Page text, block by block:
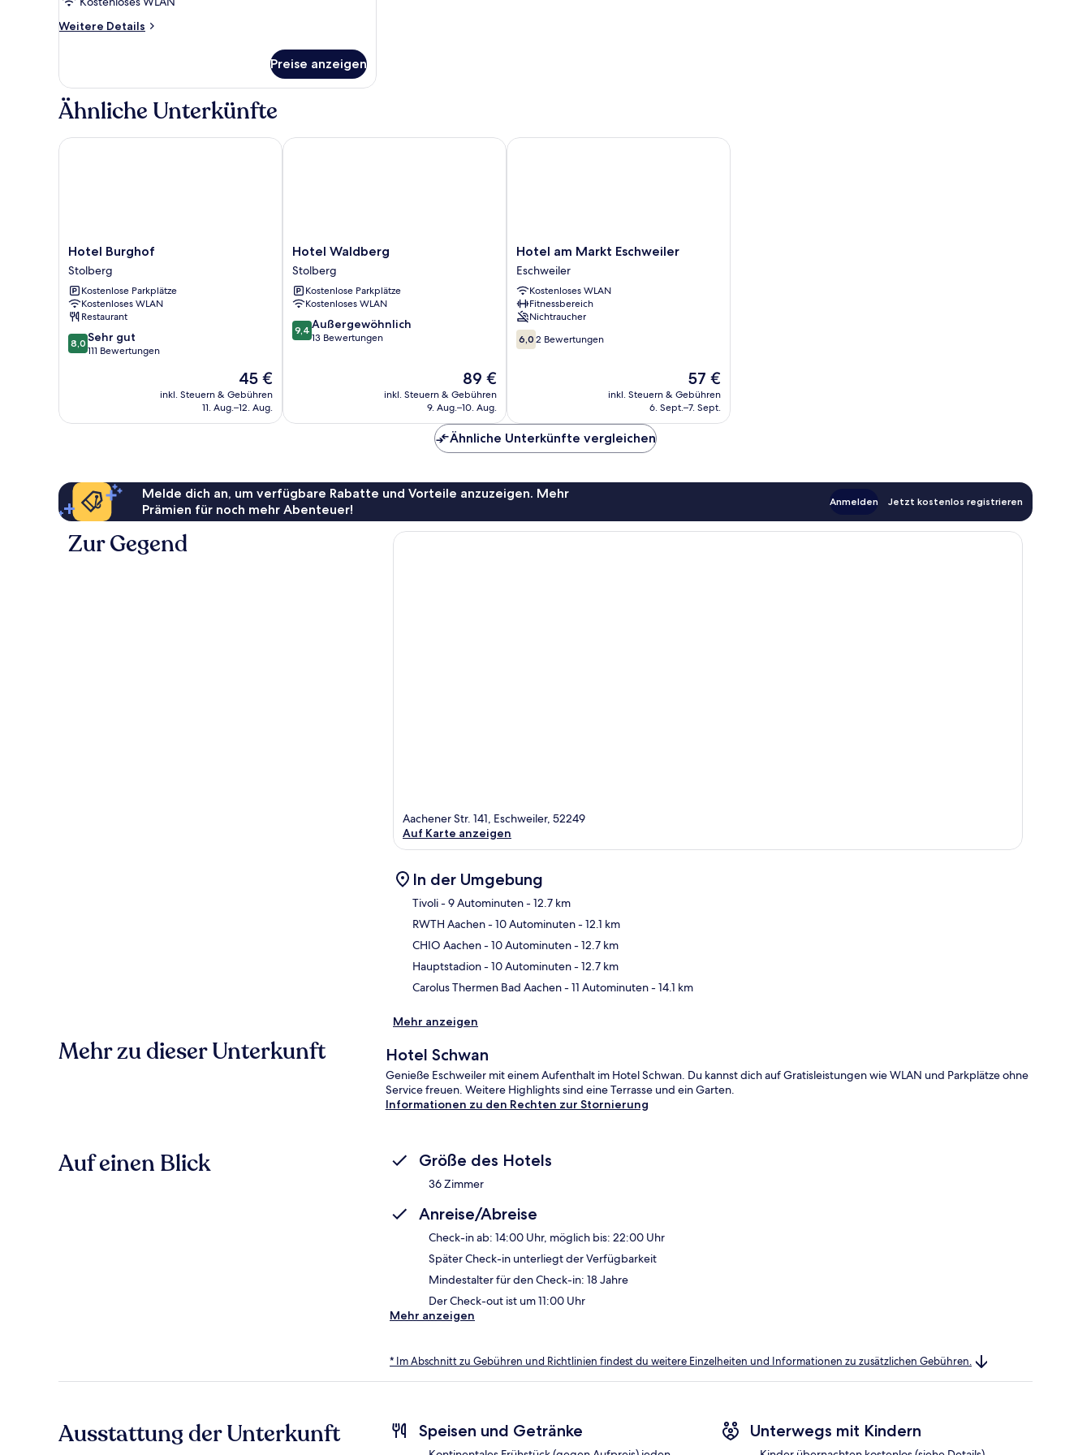
anzeigen
Weitere Details
Weitere
Dreibettzimmer,
3 Einzelbetten,
Gemeinschaftsbad
Preise anzeigen
Ähnliche Unterkünfte
Hotel
Burghof
Stolberg
Hotel Burghof
Stolberg
Kostenlose Parkplätze
Kostenloses WLAN
Restaurant
8.0
von
Bewertungen
8,0 Sehr gut
111 Bewertungen
Der
Preis
beträgt
45 €
inkl. Steuern & Gebühren
11. Aug.–12. Aug.
Hotel Burghof
Hotel
Waldberg
Stolberg
Hotel Waldberg
Stolberg
Kostenlose Parkplätze
Kostenloses WLAN
9.4
von
9,4 Außergewöhnlich
13 Bewertungen
Der
Preis
beträgt
89 €
inkl. Steuern & Gebühren
9. Aug.–10. Aug.
Hotel Waldberg
Hotel
am
Markt
Eschweiler
Eschweiler
Hotel am Markt Eschweiler
Eschweiler
Kostenloses WLAN
Fitnessbereich
Nichtraucher
6.0
von
6,0 2 Bewertungen
Der
Preis
beträgt
57 €
inkl. Steuern & Gebühren
6. Sept.–7. Sept.
Hotel am Markt Eschweiler
Ähnliche Unterkünfte vergleichen
Melde dich an, um verfügbare Rabatte und Vorteile anzuzeigen. Mehr
Prämien für noch mehr Abenteuer!
Anmelden Jetzt kostenlos registrieren
Zur Gegend
Aachener Str. 141, Eschweiler, 52249
Auf Karte anzeigen
In der Umgebung
Tivoli- 9 Autominuten- 12.7 km
RWTH Aachen- 10 Autominuten- 12.1 km
CHIO Aachen- 10 Autominuten- 12.7 km
Hauptstadion- 10 Autominuten- 12.7 km
Carolus Thermen Bad Aachen- 11 Autominuten- 14.1 km
Mehr anzeigen
Mehr zu dieser Unterkunft Hotel Schwan
Genieße Eschweiler mit einem Aufenthalt im Hotel Schwan. Du kannst dich auf Gratisleistungen wie WLAN und Parkplätze ohne
Service freuen. Weitere Highlights sind eine Terrasse und ein Garten.
Informationen zu den Rechten zur Stornierung
Auf einen Blick Größe des Hotels
36 Zimmer
Anreise/Abreise
Check-in ab: 14:00 Uhr, möglich bis: 22:00 Uhr
Später Check-in unterliegt der Verfügbarkeit
Mindestalter für den Check-in: 18 Jahre
Der Check-out ist um 11:00 Uhr
Mehr anzeigen
* Im Abschnitt zu Gebühren und Richtlinien findest du weitere Einzelheiten und Informationen zu zusätzlichen Gebühren.
Ausstattung der Unterkunft Speisen und Getränke Unterwegs mit Kindern